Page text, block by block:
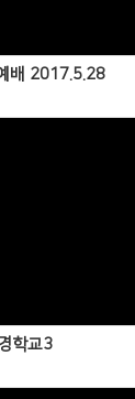
배 2017.5.28
학교3